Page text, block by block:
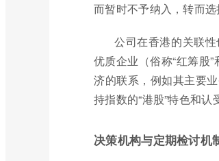
而暂时不予纳入，转而选
公司在香港的关联
优质企业（俗称“红筹股
济的联系，例如其主要
持指数的“港股”特色和认
决策机构与定期检讨机